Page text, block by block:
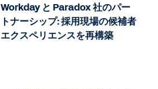
Workday と Paradox 社のパー
トナーシップ: 採用現場の候補者
エクスペリエンスを再構築